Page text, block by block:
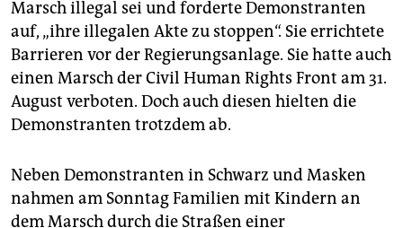
Marsch illegal sei und forderte Demonstranten
auf, „ihre illegalen Akte zu stoppen“. Sie errichtete
Barrieren vor der Regierungsanlage. Sie hatte auch
einen Marsch der Civil Human Rights Front am 31.
August verboten. Doch auch diesen hielten die
Demonstranten trotzdem ab.
Neben Demonstranten in Schwarz und Masken
nahmen am Sonntag Familien mit Kindern an
dem Marsch durch die Straßen einer